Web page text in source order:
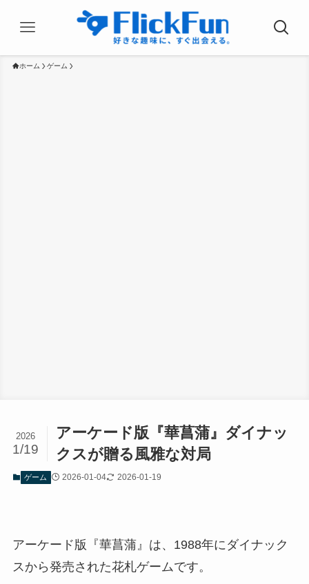
ホーム ゲーム
アーケード版『華菖蒲』ダイナッ
クスが贈る風雅な対局
2026
1/19
ゲーム 2026-01-04 2026-01-19
アーケード版『華菖蒲』は、1988年にダイナック
スから発売された花札ゲームです。